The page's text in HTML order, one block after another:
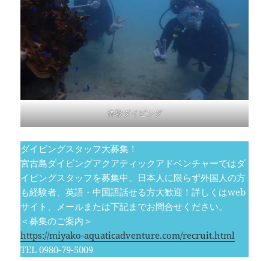
体験ダイビング
ダイビングスタッフ大募集！
宮古島ダイビングアクアティックアドベンチャーではダ
イビングスタッフを募集中。日本人に限らず外国人の方
も経験者、英語・中国語話せる方大歓迎！詳しくはweb
サイト、メールまたは下記までお問合せください。
＜募集のご案内＞
https://miyako-aquaticadventure.com/recruit.html
TEL 0980-79-5009